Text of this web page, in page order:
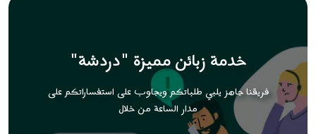
خدمة زبائن مميزة "دردشة"
فريقنا جاهز يلبي طلباتكم ويجاوب على استفساراتكم على
مدار الساعة من خلال